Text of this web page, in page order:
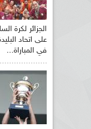
الجزائر لكرة
في المباراة...